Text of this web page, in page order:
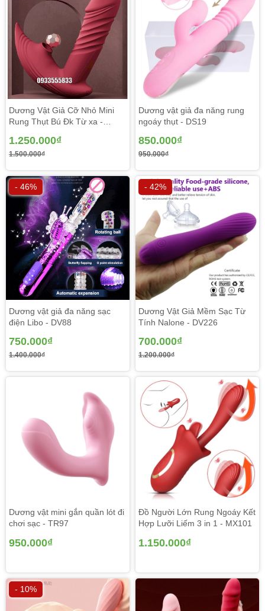
gợi sóng hay thiết kế đặc biệt giống bao quy đầu của đàn
ông.
nhỏ gọn lên chỉ việc một thao tác nhấn nút thôi dương vật
giả khởi đầu mát xa & kích thích nhẹ khu vực âm vật,
mồng đốc. Đút sâu vào bên trong kèm theo việc dùng gel
bôi trơn tăng cảm xúc mà hoàn toàn không khác gì được
chàng ân ái làm tình thật vui mắt và khoái cảm dạt dào.
Dương Vật Giả Cỡ Nhỏ Mini
Rung Thụt Bú Đk Từ xa -
1.250.000₫
1.500.000₫
Dương vật giả đa năng rung
ngoáy thụt - DS19
850.000₫
950.000₫
- 46%
Dương vật giả đa năng sạc
điện Libo - DV88
750.000₫
1.400.000₫
- 42%
Dương Vật Giả Mềm Sạc Từ
Tính Nalone - DV226
700.000₫
1.200.000₫
Dương vật mini gắn quần lót đi
chơi sạc - TR97
950.000₫
Đồ Người Lớn Rung Ngoáy Kết
Hợp Lưỡi Liếm 3 in 1 - MX101
1.150.000₫
- 10%